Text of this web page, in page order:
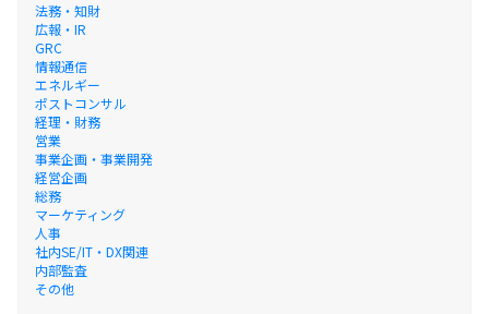
法務・知財
広報・IR
GRC
情報通信
エネルギー
ポストコンサル
経理・財務
営業
事業企画・事業開発
経営企画
総務
マーケティング
人事
社内SE/IT・DX関連
内部監査
その他